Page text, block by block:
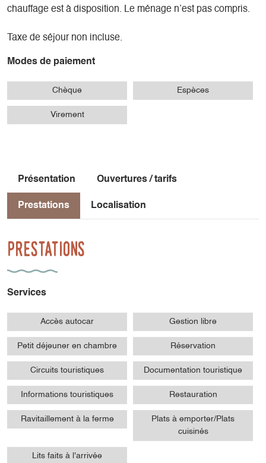
chauffage est à disposition. Le ménage n’est pas compris.
Taxe de séjour non incluse.
Modes de paiement
Chèque Espèces
Virement
Présentation Ouvertures / tarifs
Prestations Localisation
Prestations
Services
Accès autocar Gestion libre
Petit déjeuner en chambre Réservation
Circuits touristiques Documentation touristique
Informations touristiques Restauration
Ravitaillement à la ferme
Plats à emporter/Plats
cuisinés
Lits faits à l'arrivée